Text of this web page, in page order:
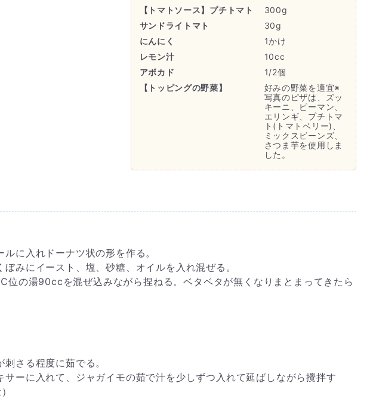
【トマトソース】プチトマト
300g
サンドライトマト
30g
にんにく
1かけ
レモン汁
10cc
アボカド
1/2個
【トッピングの野菜】
好みの野菜を適宜※
写真のピザは、ズッ
キーニ、ピーマン、
エリンギ、プチトマ
ト(トマトベリー)、
ミックスビーンズ、
さつま芋を使用しま
した。
に入れドーナツ状の形を作る。
みにイースト、塩、砂糖、オイルを入れ混ぜる。
90ccを混ぜ込みながら捏ねる。ベタベタが無くなりまとまってきたら
さる程度に茹でる。
ーに入れて、ジャガイモの茹で汁を少しずつ入れて延ばしながら攪拌す